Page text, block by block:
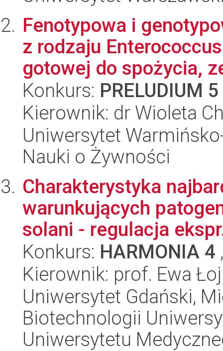
Fenotypowa i
z rodzaju
gotowej do spożycia,
Konkurs: PRELUDIUM 5
Kierownik: dr Wioleta
Uniwersytet
Nauki o Żywności
Charakterystyka
warunkujących
solani - regulacja
Konkurs: HARMONIA 4
Kierownik: prof. Ewa
Uniwersytet Gdański,
Biotechnologii
Uniwersytetu